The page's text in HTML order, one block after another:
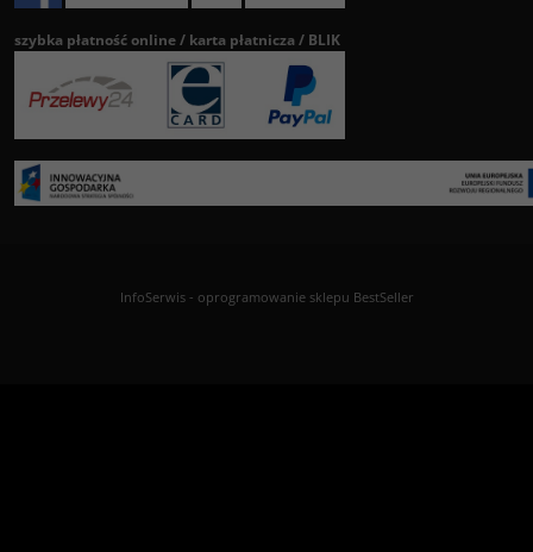
szybka płatność online / karta płatnicza / BLIK
InfoSerwis- oprogramowanie sklepu BestSeller